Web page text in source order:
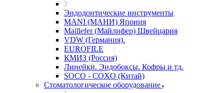
Эндодонтические инструменты
MANI (МАНИ) Япония
Maillefer (Майлифер) Швейцария
VDW (Германия).
EUROFILE
КМИЗ (Россия)
Линейки. Эндобоксы. Кофры и тд.
SOCO - COXO (Китай)
Стоматологическое оборудование